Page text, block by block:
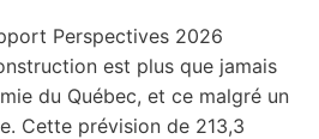
Perspectives 2026
est plus que jamais
du Québec, et ce malgré un
Cette prévision de 213,3